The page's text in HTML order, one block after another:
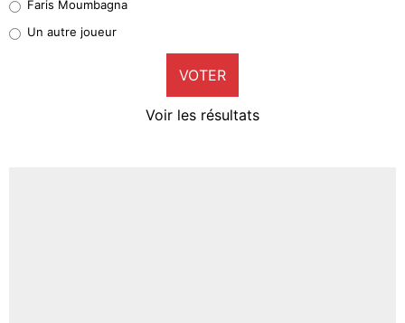
9%
Faris Moumbagna
Un autre joueur
VOTER
Voir les résultats